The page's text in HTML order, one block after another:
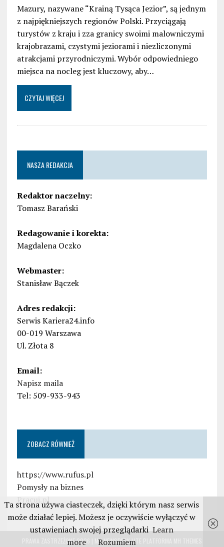
Mazury, nazywane “Krainą Tysąca Jezior”, są jednym
z najpiękniejszych regionów Polski. Przyciągają
turystów z kraju i zza granicy swoimi malowniczymi
krajobrazami, czystymi jeziorami i niezliczonymi
atrakcjami przyrodniczymi. Wybór odpowiedniego
miejsca na nocleg jest kluczowy, aby…
CZYTAJ WIĘCEJ
NASZA REDAKCJA
Redaktor naczelny:
Tomasz Barański
Redagowanie i korekta:
Magdalena Oczko
Webmaster:
Stanisław Bączek
Adres redakcji:
Serwis Kariera24.info
00-019 Warszawa
Ul. Złota 8
Email:
Napisz maila
Tel: 509-933-943
ZOBACZ RÓWNIEŻ
https://www.rufus.pl
Pomysły na biznes
Pracuj.pl
PRAWA ZASTRZEŻONE 2026 | MH NEWSDESK LITE PLATFORMA
Ta strona używa ciasteczek, dzięki którym nasz serwis
może działać lepiej. Możesz je oczywiście wyłączyć w
ustawieniach swojej przeglądarki Learn
more
Rozumiem